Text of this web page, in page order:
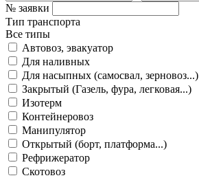
№ заявки
Тип транспорта
Все типы
Автовоз, эвакуатор
Для наливных
Для насыпных (самосвал, зерновоз...)
Закрытый (Газель, фура, легковая...)
Изотерм
Контейнеровоз
Манипулятор
Открытый (борт, платформа...)
Рефрижератор
Скотовоз